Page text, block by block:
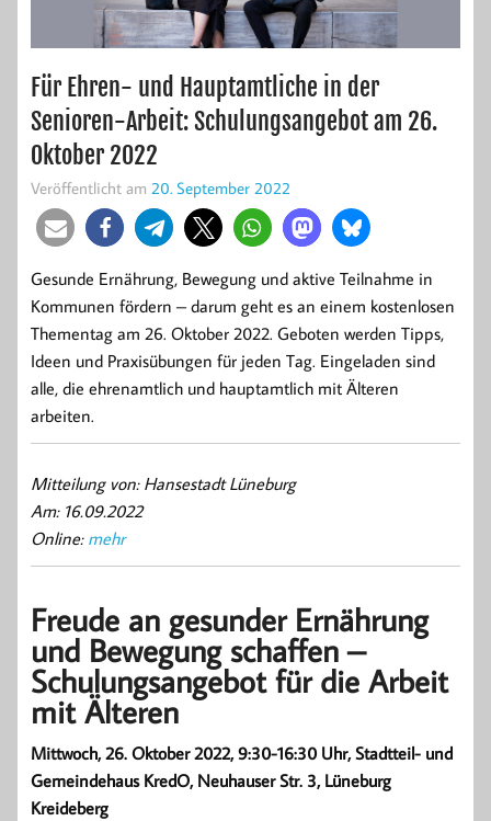
Für Ehren- und Hauptamtliche in der
Senioren-Arbeit: Schulungsangebot am 26.
Oktober 2022
Veröffentlicht am 20. September 2022
Gesunde Ernährung, Bewegung und aktive Teilnahme in
Kommunen fördern – darum geht es an einem kostenlosen
Thementag am 26. Oktober 2022. Geboten werden Tipps,
Ideen und Praxisübungen für jeden Tag. Eingeladen sind
alle, die ehrenamtlich und hauptamtlich mit Älteren
arbeiten.
Mitteilung von: Hansestadt Lüneburg
Am: 16.09.2022
Online: mehr
Freude an gesunder Ernährung
und Bewegung schaffen –
Schulungsangebot für die Arbeit
mit Älteren
Mittwoch, 26. Oktober 2022, 9:30-16:30 Uhr, Stadtteil- und
Gemeindehaus KredO, Neuhauser Str. 3, Lüneburg
Kreideberg